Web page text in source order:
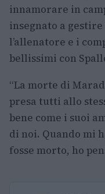
innamorare in
insegnato a
l’allenatore e i
bellissimi con
“La morte di
presa tutti allo
bene come i suoi
di noi. Quando mi
fosse morto, ho